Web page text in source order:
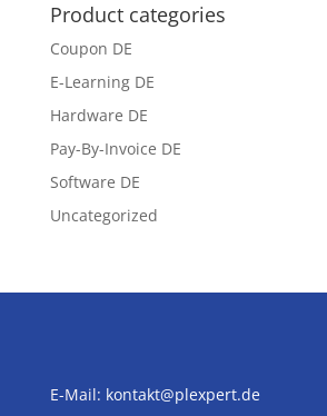
Product categories
Coupon DE
E-Learning DE
Hardware DE
Pay-By-Invoice DE
Software DE
Uncategorized
E-Mail: kontakt@plexpert.de